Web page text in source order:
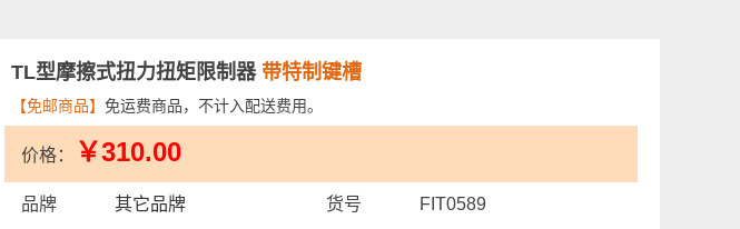
TL型摩擦式扭力扭矩限制器 带特制键槽
【免邮商品】 免运费商品，不计入配送费用。
价格： ￥310.00
品牌 其它品牌 货号 FIT0589